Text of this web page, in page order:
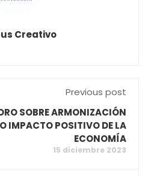
Creativo
Previous post
SOBRE ARMONIZACIÓN
IMPACTO POSITIVO DE LA
ECONOMÍA
15 diciembre 2023